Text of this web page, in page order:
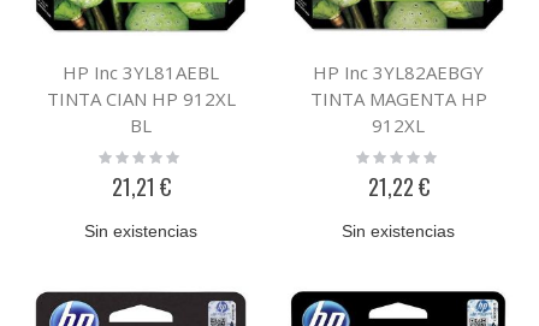
HP Inc 3YL81AEBL
TINTA CIAN HP 912XL
BL
Rating:
21,21 €
Sin existencias
HP Inc 3YL82AEBGY
TINTA MAGENTA HP
912XL
Rating:
21,22 €
Sin existencias